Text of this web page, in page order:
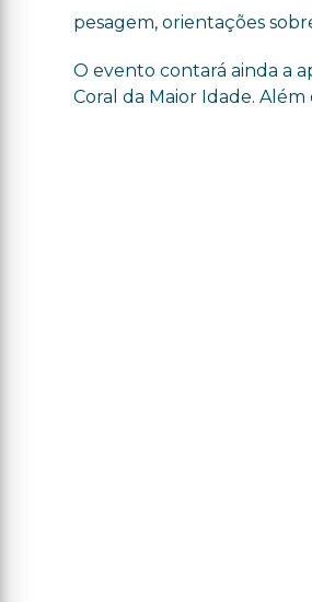
pesagem, orientações
O evento contará ainda a
Coral da Maior Idade.